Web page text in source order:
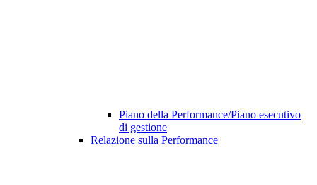
Piano della Performance/Piano esecutivo
di gestione
Relazione sulla Performance